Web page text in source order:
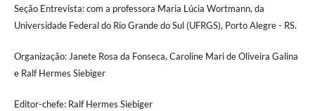
Seção Entrevista: com a professora Maria Lúcia Wortmann, da
Universidade Federal do Rio Grande do Sul (UFRGS), Porto Alegre - RS.
Organização: Janete Rosa da Fonseca, Caroline Mari de Oliveira Galina
e Ralf Hermes Siebiger
Editor-chefe: Ralf Hermes Siebiger